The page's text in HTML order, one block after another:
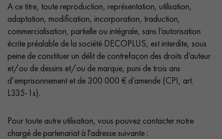
Nos experts sont à votre disposition pour vous guider pas à
pas dans le choix et la pose de votre parquet.
A ce titre, toute reproduction, représentation, utilisation,
adaptation, modification, incorporation, traduction,
commercialisation, partielle ou intégrale, sans l’autorisation
écrite préalable de la société DECOPLUS, est interdite, sous
peine de constituer un délit de contrefaçon des droits d’auteur
et/ou de dessins et/ou de marque, puni de trois ans
d’emprisonnement et de 300 000 € d’amende (CPI, art.
L335-1s).
Pour toute autre utilisation, vous pouvez contacter notre
chargé de partenariat à l'adresse suivante :